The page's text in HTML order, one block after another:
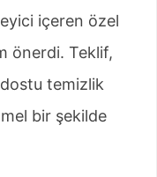
içeren özel
önerdi. Teklif,
temizlik
bir şekilde